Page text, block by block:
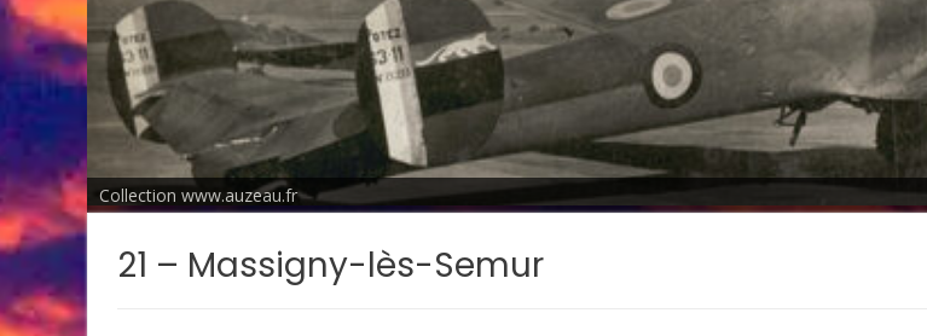
Collection www.auzeau.fr
21 – Massigny-lès-Semur